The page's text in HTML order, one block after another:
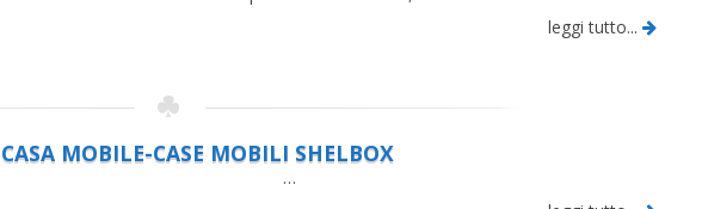
leggi tutto...
CASA MOBILE-CASE MOBILI SHELBOX
…
leggi tutto...